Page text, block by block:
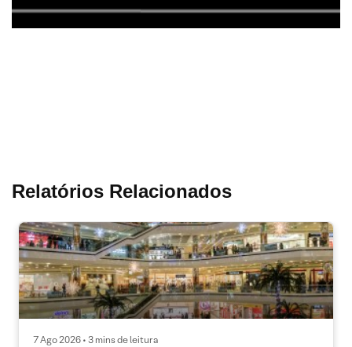
Relatórios Relacionados
7 Ago 2026 • 3 mins de leitura